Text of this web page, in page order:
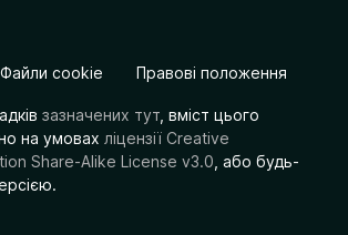
Файли cookie Правові положення
зазначених тут , вміст цього
на умовах ліцензії Creative
Share-Alike License v3.0 , або будь-